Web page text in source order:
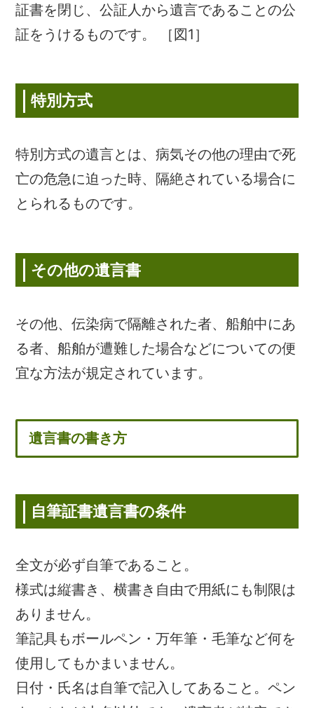
証書を閉じ、公証人から遺言であることの公
証をうけるものです。 ［図1］
特別方式
特別方式の遺言とは、病気その他の理由で死
亡の危急に迫った時、隔絶されている場合に
とられるものです。
その他の遺言書
その他、伝染病で隔離された者、船舶中にあ
る者、船舶が遭難した場合などについての便
宜な方法が規定されています。
遺言書の書き方
自筆証書遺言書の条件
全文が必ず自筆であること。
様式は縦書き、横書き自由で用紙にも制限は
ありません。
筆記具もボールペン・万年筆・毛筆など何を
使用してもかまいません。
日付・氏名は自筆で記入してあること。ペン